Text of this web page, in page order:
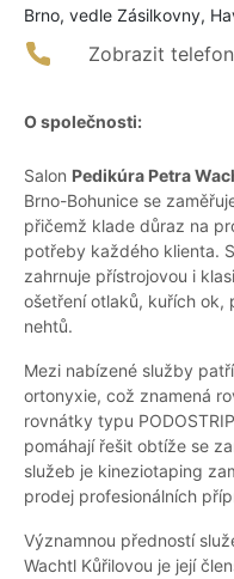
Brno, vedle Zásilkovny,
Zobrazit
O společnosti:
Salon Pedikúra Petra
Brno-Bohunice se
přičemž klade důraz na
potřeby každého klienta.
zahrnuje přístrojovou i
ošetření otlaků, kuřích
nehtů.
Mezi nabízené služby
ortonyxie, což znamená
rovnátky typu
pomáhají řešit obtíže se
služeb je kineziotaping
prodej profesionálních
Významnou předností
Wachtl Kůřilovou je její